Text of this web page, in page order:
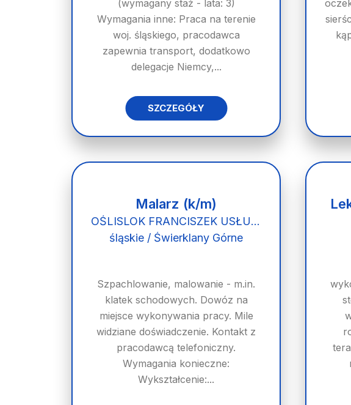
(wymagany staż - lata: 3)
Wymagania inne: Praca na terenie
woj. śląskiego, pracodawca
zapewnia transport, dodatkowo
delegacje Niemcy,...
SZCZEGÓŁY
Malarz (k/m)
OŚLISLOK FRANCISZEK USŁUGI MALARSKO REMONTOWO BUDOWLANE
śląskie / Świerklany Górne
Szpachlowanie, malowanie - m.in.
klatek schodowych. Dowóz na
miejsce wykonywania pracy. Mile
widziane doświadczenie. Kontakt z
pracodawcą telefoniczny.
Wymagania konieczne:
Wykształcenie:...